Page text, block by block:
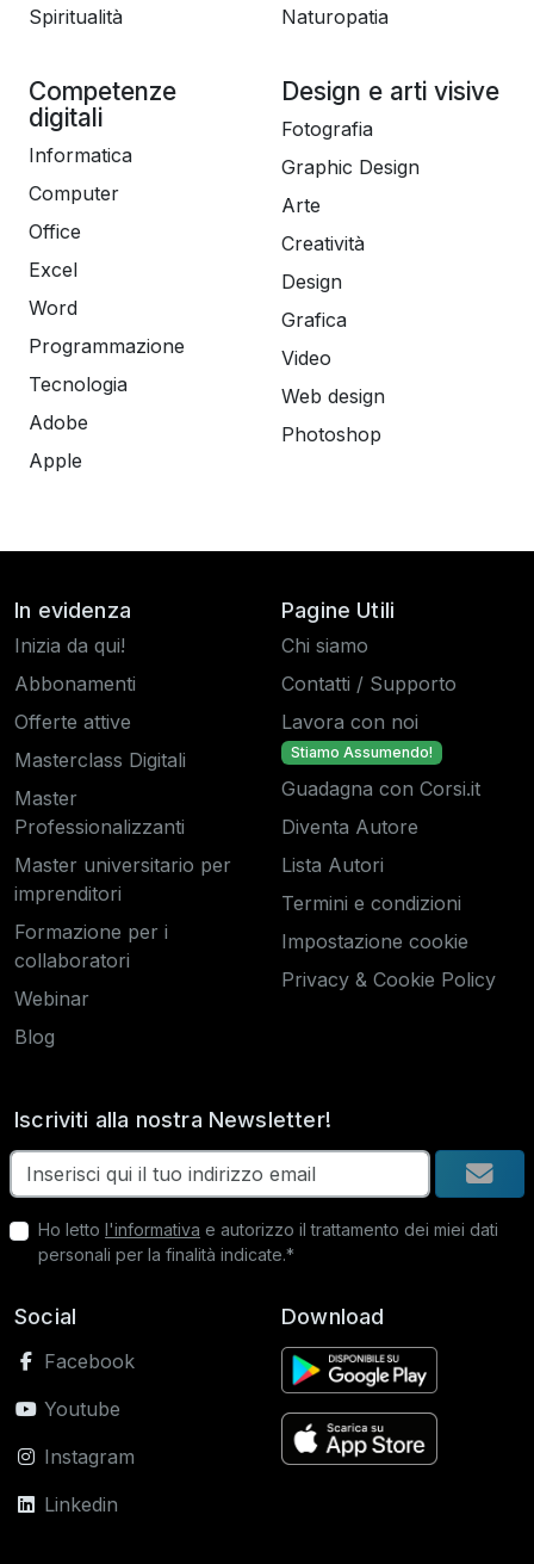
Spiritualità
Naturopatia
Competenze
digitali
Informatica
Computer
Office
Excel
Word
Programmazione
Tecnologia
Adobe
Apple
Design e arti visive
Fotografia
Graphic Design
Arte
Creatività
Design
Grafica
Video
Web design
Photoshop
In evidenza
Inizia da qui!
Abbonamenti
Offerte attive
Masterclass Digitali
Master
Professionalizzanti
Master universitario per
imprenditori
Formazione per i
collaboratori
Webinar
Blog
Pagine Utili
Chi siamo
Contatti / Supporto
Lavora con noi
Stiamo Assumendo!
Guadagna con Corsi.it
Diventa Autore
Lista Autori
Termini e condizioni
Impostazione cookie
Privacy & Cookie Policy
Iscriviti alla nostra Newsletter!
Ho letto l'informativa e autorizzo il trattamento dei miei dati
personali per la finalità indicate.*
Social
Facebook
Youtube
Instagram
Linkedin
Download